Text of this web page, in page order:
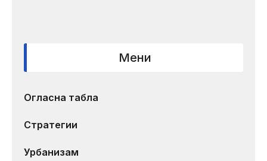
Мени
Огласна табла
Стратегии
Урбанизам